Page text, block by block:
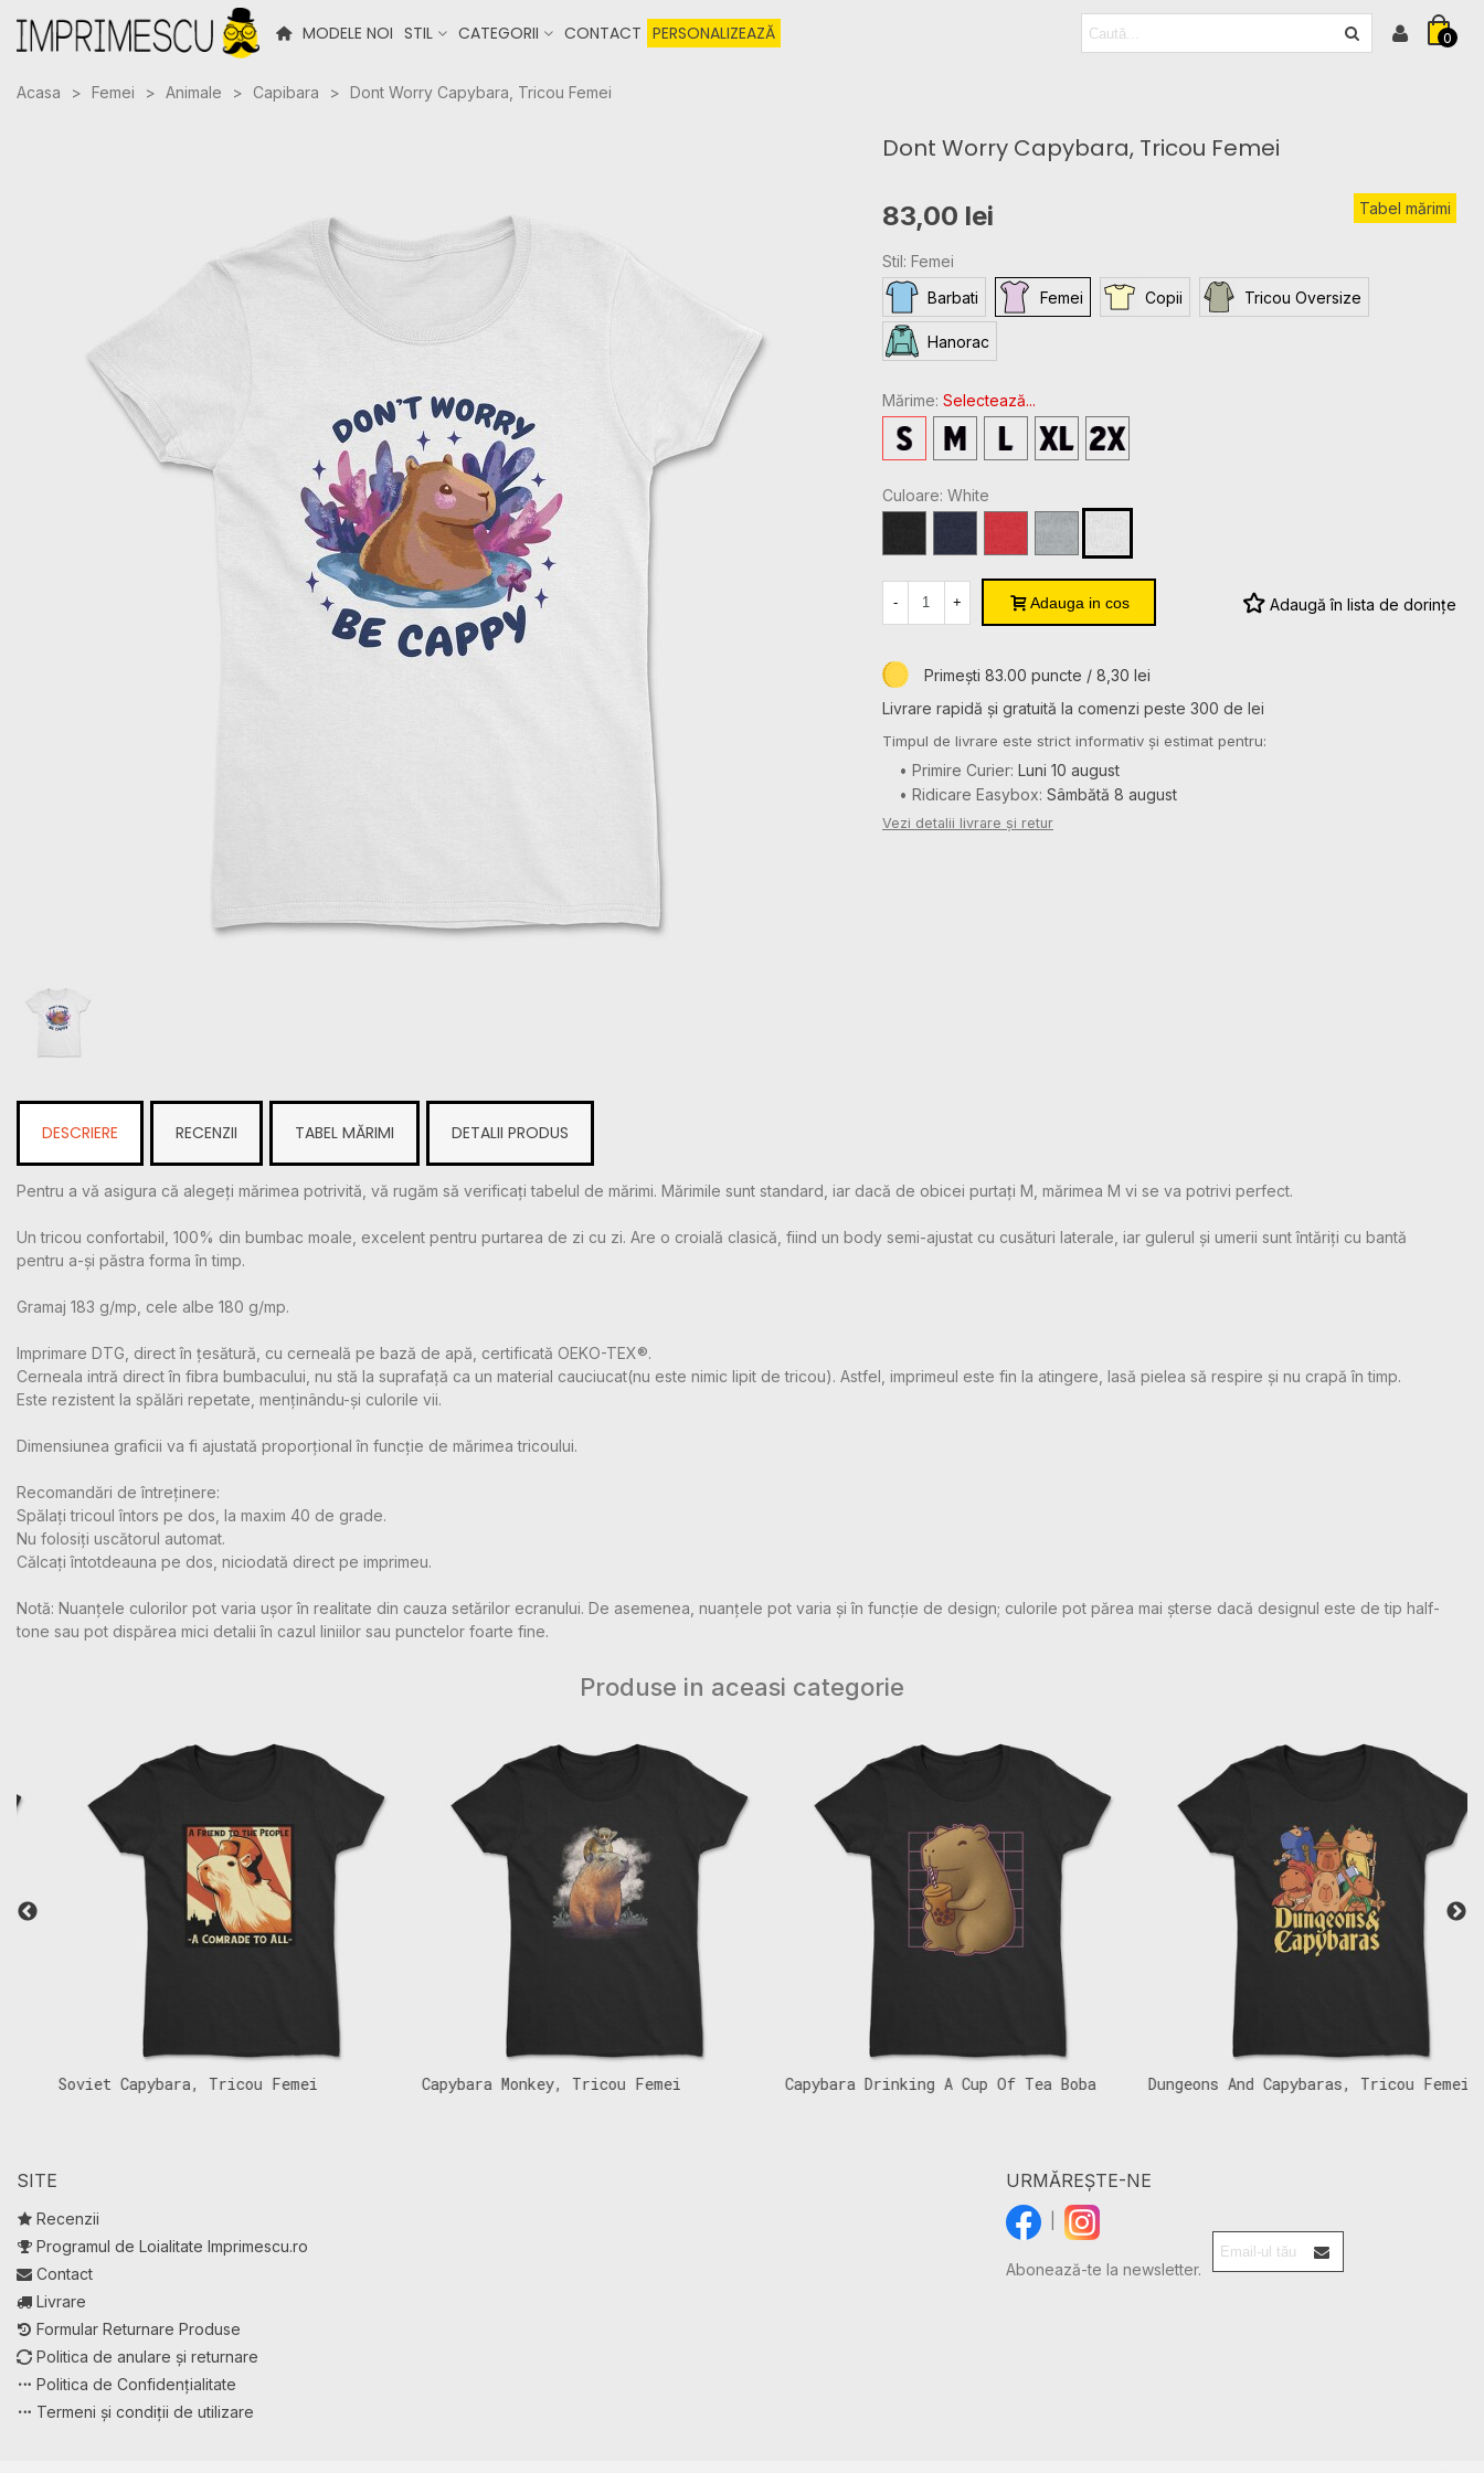
MODELE NOI STIL CATEGORII CONTACT PERSONALIZEAZĂ 0
Acasa > Femei > Animale > Capibara > Dont Worry Capybara, Tricou Femei
Dont Worry Capybara, Tricou Femei
83,00 lei Tabel mărimi
Stil: Femei
Barbati
Femei Copii Tricou Oversize
Hanorac
Mărime: Selectează...
M XL 2XL
Culoare: White
- + Adauga in cos Adaugă în lista de dorințe
Primești 83.00 puncte / 8,30 lei
Livrare rapidă și gratuită la comenzi peste 300 de lei
Timpul de livrare este strict informativ și estimat pentru:
• Primire Curier: Luni 10 august
• Ridicare Easybox: Sâmbătă 8 august
Vezi detalii livrare și retur
DESCRIERE RECENZII TABEL MĂRIMI DETALII PRODUS
Pentru a vă asigura că alegeți mărimea potrivită, vă rugăm să verificați tabelul de mărimi. Mărimile sunt standard, iar dacă de obicei purtați M, mărimea M vi se va potrivi perfect.
Un tricou confortabil, 100% din bumbac moale, excelent pentru purtarea de zi cu zi. Are o croială clasică, fiind un body semi-ajustat cu cusături laterale, iar gulerul și umerii sunt întăriți cu bantă
pentru a-și păstra forma în timp.
Gramaj 183 g/mp, cele albe 180 g/mp.
Imprimare DTG, direct în țesătură, cu cerneală pe bază de apă, certificată OEKO-TEX®.
Cerneala intră direct în fibra bumbacului, nu stă la suprafață ca un material cauciucat(nu este nimic lipit de tricou). Astfel, imprimeul este fin la atingere, lasă pielea să respire și nu crapă în timp.
Este rezistent la spălări repetate, menținându-și culorile vii.
Dimensiunea graficii va fi ajustată proporțional în funcție de mărimea tricoului.
Recomandări de întreținere:
Spălați tricoul întors pe dos, la maxim 40 de grade.
Nu folosiți uscătorul automat.
Călcați întotdeauna pe dos, niciodată direct pe imprimeu.
Notă: Nuanțele culorilor pot varia ușor în realitate din cauza setărilor ecranului. De asemenea, nuanțele pot varia și în funcție de design; culorile pot părea mai șterse dacă designul este de tip half-
tone sau pot dispărea mici detalii în cazul liniilor sau punctelor foarte fine.
Produse in aceasi categorie
Soviet Capybara, Tricou Femei Capybara Monkey, Tricou Femei
Capybara Drinking A Cup Of Tea Boba
Dungeons And Capybaras, Tricou Femei
SITE
Recenzii
Programul de Loialitate Imprimescu.ro
Contact
Livrare
Formular Returnare Produse
Politica de anulare și returnare
Politica de Confidențialitate
Termeni și condiții de utilizare
URMĂREȘTE-NE
|
Abonează-te la newsletter.